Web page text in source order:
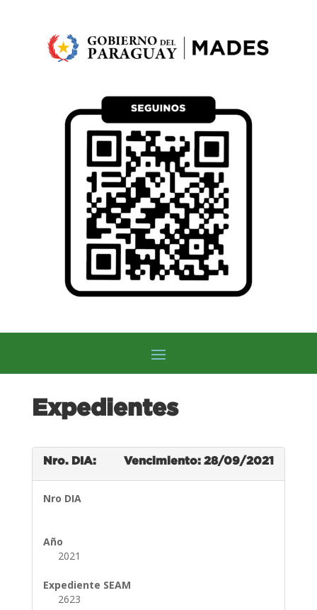
Expedientes
Nro. DIA: Vencimiento: 28/09/2021
Nro DIA
Año
2021
Expediente SEAM
2623